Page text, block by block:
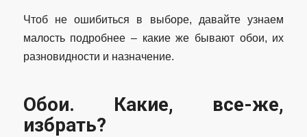
Чтоб не ошибиться в выборе, давайте узнаем
малость подробнее – какие же бывают обои, их
разновидности и назначение.
Обои. Какие, все-же,
избрать?